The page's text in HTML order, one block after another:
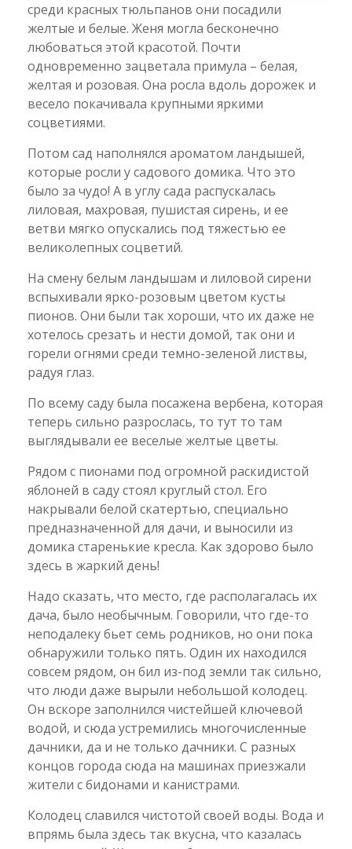
среди красных тюльпанов они посадили
желтые и белые. Женя могла бесконечно
любоваться этой красотой. Почти
одновременно зацветала примула – белая,
желтая и розовая. Она росла вдоль дорожек и
весело покачивала крупными яркими
соцветиями.
Потом сад наполнялся ароматом ландышей,
которые росли у садового домика. Что это
было за чудо! А в углу сада распускалась
лиловая, махровая, пушистая сирень, и ее
ветви мягко опускались под тяжестью ее
великолепных соцветий.
На смену белым ландышам и лиловой сирени
вспыхивали ярко-розовым цветом кусты
пионов. Они были так хороши, что их даже не
хотелось срезать и нести домой, так они и
горели огнями среди темно-зеленой листвы,
радуя глаз.
По всему саду была посажена вербена, которая
теперь сильно разрослась, то тут то там
выглядывали ее веселые желтые цветы.
Рядом с пионами под огромной раскидистой
яблоней в саду стоял круглый стол. Его
накрывали белой скатертью, специально
предназначенной для дачи, и выносили из
домика старенькие кресла. Как здорово было
здесь в жаркий день!
Надо сказать, что место, где располагалась их
дача, было необычным. Говорили, что где-то
неподалеку бьет семь родников, но они пока
обнаружили только пять. Один их находился
совсем рядом, он бил из-под земли так сильно,
что люди даже вырыли небольшой колодец.
Он вскоре заполнился чистейшей ключевой
водой, и сюда устремились многочисленные
дачники, да и не только дачники. С разных
концов города сюда на машинах приезжали
жители с бидонами и канистрами.
Колодец славился чистотой своей воды. Вода и
впрямь была здесь так вкусна, что казалась